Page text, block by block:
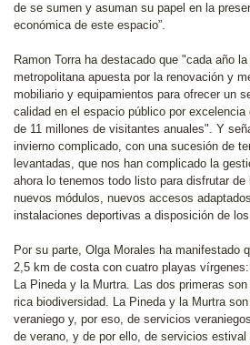
de se sumen y asuman su papel en la
económica de este espacio”.
Ramon Torra ha destacado que "cada año
metropolitana apuesta por la renovación y
mobiliario y equipamientos para ofrecer un
calidad en el espacio público por
de 11 millones de visitantes anuales". Y
invierno complicado, con una sucesión de
levantadas, que nos han complicado la
ahora lo tenemos todo listo para disfrutar
nuevos módulos, nuevos accesos
instalaciones deportivas a disposición de
Por su parte, Olga Morales ha manifestado
2,5 km de costa con cuatro playas
La Pineda y la Murtra. Las dos primeras
rica biodiversidad. La Pineda y la Murtra
veraniego y, por eso, de servicios
de verano, y de por ello, de servicios